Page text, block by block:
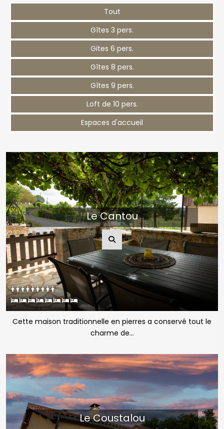
Gîtes 3 pers.
Gites 6 pers.
Gîtes 8 pers.
Gîtes 9 pers.
Loft de 10 pers.
Espaces d'accueil
Le Cantou
Cette maison traditionnelle en pierres a conservé tout le
charme de...
Le Coustalou